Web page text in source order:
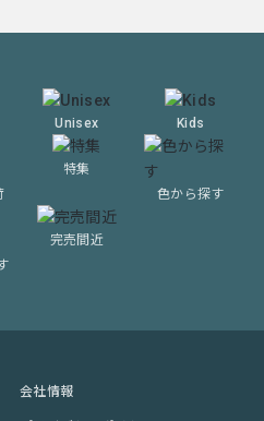
Unisex Kids
特集
色から探す
完売間近
会社情報